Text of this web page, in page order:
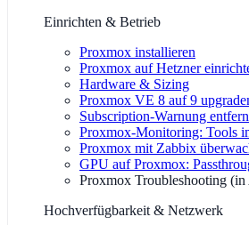
Einrichten & Betrieb
Proxmox installieren
Proxmox auf Hetzner
Hardware & Sizing
Proxmox VE 8 auf 9
Subscription-Warnung
Proxmox-Monitoring: Tools
Proxmox mit Zabbix
GPU auf Proxmox:
Proxmox Troubleshooting (in
Hochverfügbarkeit & Netzwerk